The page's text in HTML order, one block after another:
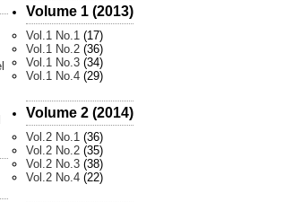
Volume 1 (2013)
Vol.1 No.1 (17)
Vol.1 No.2 (36)
Vol.1 No.3 (34)
Vol.1 No.4 (29)
Volume 2 (2014)
Vol.2 No.1 (36)
Vol.2 No.2 (35)
Vol.2 No.3 (38)
Vol.2 No.4 (22)